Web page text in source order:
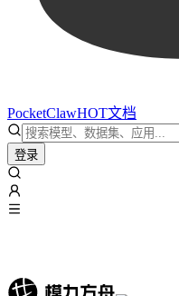
PocketClawHOT文档
登录